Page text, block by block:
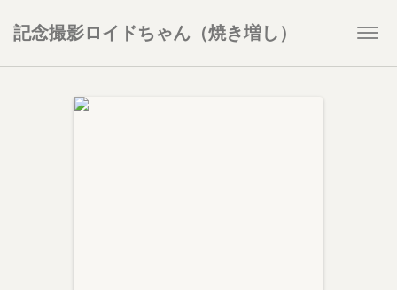
記念撮影ロイドちゃん（焼き増し）